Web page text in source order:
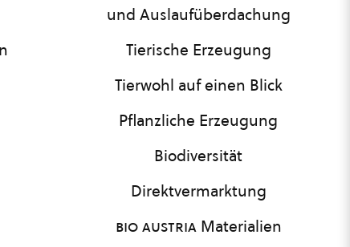
und Auslaufüberdachung
Tierische Erzeugung
Tierwohl auf einen Blick
Pflanzliche Erzeugung
Biodiversität
Direktvermarktung
bio austriaMaterialien